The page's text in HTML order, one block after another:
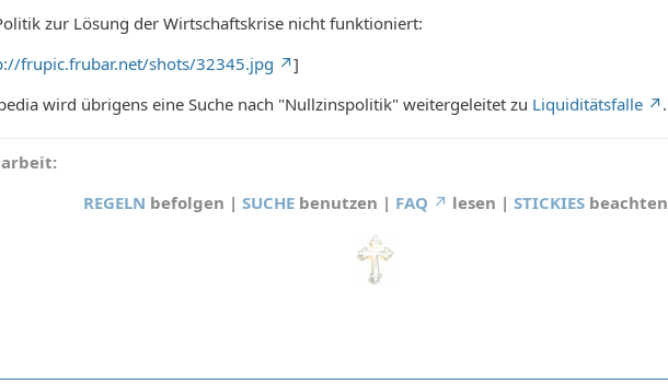
zur Lösung der Wirtschaftskrise nicht funktioniert:
frupic.frubar.net/shots/32345.jpg
]
wird übrigens eine Suche nach "Nullzinspolitik" weitergeleitet zu Liquiditätsfalle .
REGELN befolgen | SUCHE benutzen | FAQ lesen | STICKIES beachten